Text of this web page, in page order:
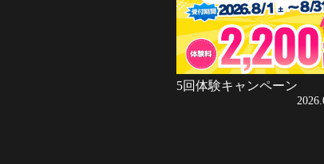
5回体験キャンペーン